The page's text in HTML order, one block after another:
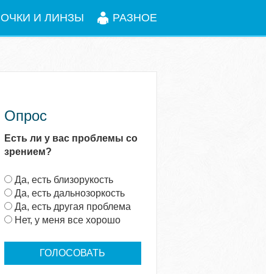
ОЧКИ И ЛИНЗЫ РАЗНОЕ
Опрос
Есть ли у вас проблемы со
зрением?
В
а
р
и
Да, есть близорукость
Да, есть дальнозоркость
Да, есть другая проблема
Нет, у меня все хорошо